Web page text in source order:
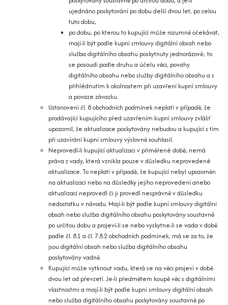
ujednáno poskytování po dobu delší dvou let, po celou
tuto dobu,
po dobu, po kterou to kupující může rozumně očekávat,
mají-li být podle kupní smlouvy digitální obsah nebo
služba digitálního obsahu poskytnuty jednorázově; to
se posoudí podle druhu a účelu věci, povahy
digitálního obsahu nebo služby digitálního obsahu a s
přihlédnutím k okolnostem při uzavření kupní smlouvy
a povaze závazku.
Ustanovení čl. 8 obchodních podmínek neplatí v případě, že
prodávající kupujícího před uzavřením kupní smlouvy zvlášť
upozornil, že aktualizace poskytovány nebudou a kupující s tím
při uzavírání kupní smlouvy výslovně souhlasil.
Neprovedl-li kupující aktualizaci v přiměřené době, nemá
práva z vady, která vznikla pouze v důsledku neprovedené
aktualizace. To neplatí v případě, že kupující nebyl upozorněn
na aktualizaci nebo na důsledky jejího neprovedení anebo
aktualizaci neprovedl či ji provedl nesprávně v důsledku
nedostatku v návodu. Mají-li být podle kupní smlouvy digitální
obsah nebo služba digitálního obsahu poskytovány soustavně
po určitou dobu a projeví-li se nebo vyskytne-li se vada v době
podle čl. 8.1 a čl. 7.8.2 obchodních podmínek, má se za to, že
jsou digitální obsah nebo služba digitálního obsahu
poskytovány vadně.
Kupující může vytknout vadu, která se na věci projeví v době
dvou let od převzetí. Je-li předmětem koupě věc s digitálními
vlastnostmi a mají-li být podle kupní smlouvy digitální obsah
nebo služba digitálního obsahu poskytovány soustavně po